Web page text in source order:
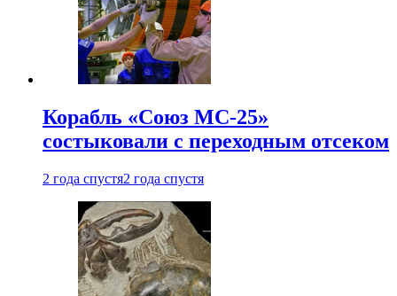
Корабль «Союз МС-25»
состыковали с переходным отсеком
2 года спустя2 года спустя